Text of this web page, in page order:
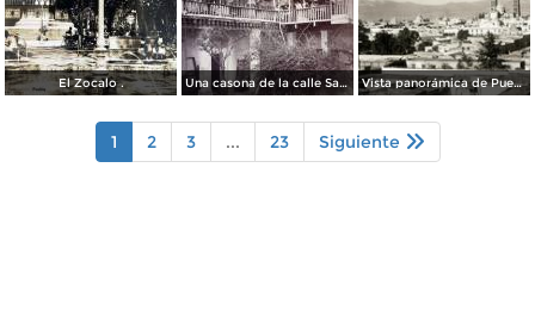
El Zocalo . Una casona de la calle Santa Ines # 5 ( Fechada el 5 de Mayo de 1892 ). Vista panorámica de Puebla, con volcanes Popocatépetl (izq.) e Iztaccíhuatl (der.)
1 2 3 ... 23 Siguiente